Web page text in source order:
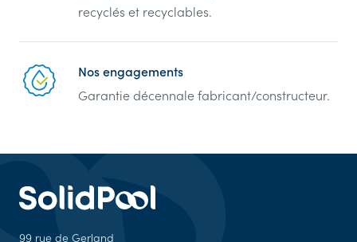
recyclés et recyclables.
Nos engagements
Garantie décennale fabricant/constructeur.
99 rue de Gerland